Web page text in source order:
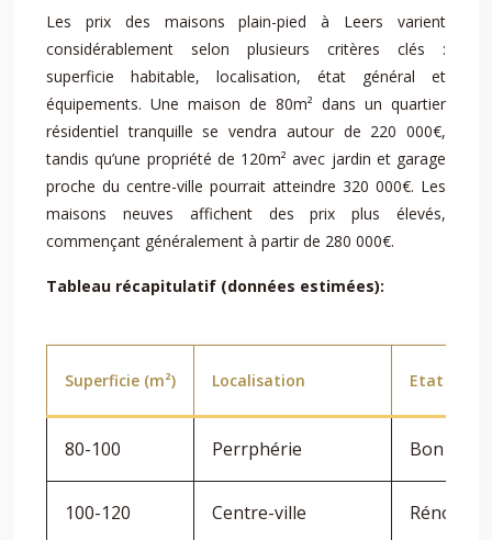
Les prix des maisons plain-pied à Leers varient
considérablement selon plusieurs critères clés :
superficie habitable, localisation, état général et
équipements. Une maison de 80m² dans un quartier
résidentiel tranquille se vendra autour de 220 000€,
tandis qu’une propriété de 120m² avec jardin et garage
proche du centre-ville pourrait atteindre 320 000€. Les
maisons neuves affichent des prix plus élevés,
commençant généralement à partir de 280 000€.
Tableau récapitulatif (données estimées):
Superficie (m²) Localisation Etat
80-100 Perrphérie Bon état
100-120 Centre-ville Rénové